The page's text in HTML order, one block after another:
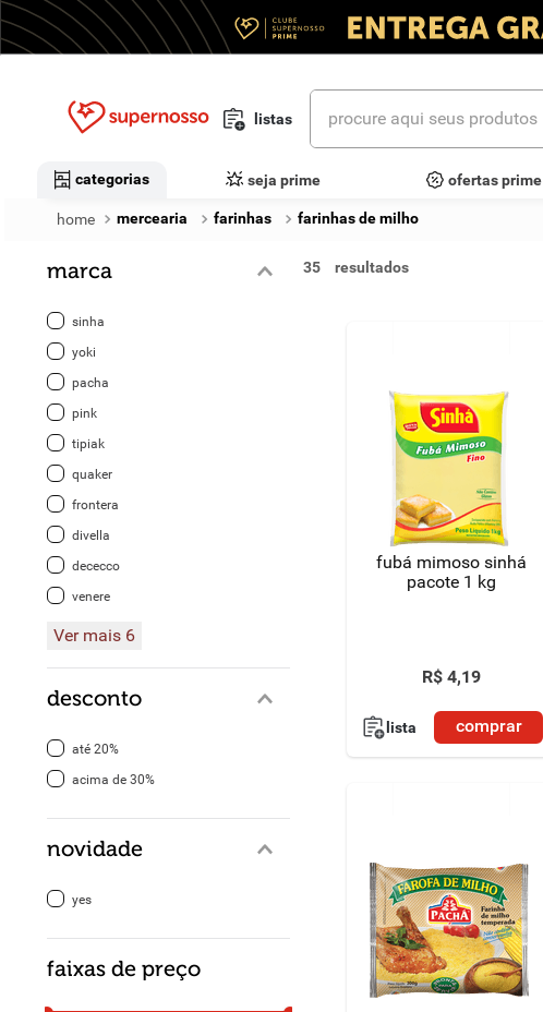
listas
procure aqui seus produtos
categorias seja prime ofertas prime
mercearia farinhas farinhas de milho
marca
sinha
yoki
pacha
pink
tipiak
quaker
frontera
divella
dececco
venere
Ver mais 6
desconto
até 20%
acima de 30%
novidade
yes
faixas de preço
35
fubá mimoso sinhá
pacote 1 kg
R$ 4,19
lista comprar
termos mais buscados
detergente